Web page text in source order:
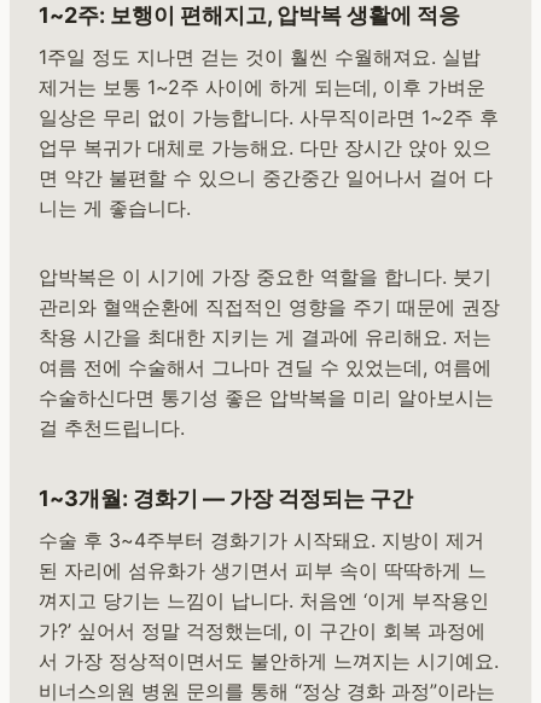
1~2주: 보행이 편해지고, 압박복 생활에 적응
1주일 정도 지나면 걷는 것이 훨씬 수월해져요. 실밥
제거는 보통 1~2주 사이에 하게 되는데, 이후 가벼운
일상은 무리 없이 가능합니다. 사무직이라면 1~2주 후
업무 복귀가 대체로 가능해요. 다만 장시간 앉아 있으
면 약간 불편할 수 있으니 중간중간 일어나서 걸어 다
니는 게 좋습니다.
압박복은 이 시기에 가장 중요한 역할을 합니다. 붓기
관리와 혈액순환에 직접적인 영향을 주기 때문에 권장
착용 시간을 최대한 지키는 게 결과에 유리해요. 저는
여름 전에 수술해서 그나마 견딜 수 있었는데, 여름에
수술하신다면 통기성 좋은 압박복을 미리 알아보시는
걸 추천드립니다.
1~3개월: 경화기 — 가장 걱정되는 구간
수술 후 3~4주부터 경화기가 시작돼요. 지방이 제거
된 자리에 섬유화가 생기면서 피부 속이 딱딱하게 느
껴지고 당기는 느낌이 납니다. 처음엔 ‘이게 부작용인
가?’ 싶어서 정말 걱정했는데, 이 구간이 회복 과정에
서 가장 정상적이면서도 불안하게 느껴지는 시기예요.
비너스의원 병원 문의를 통해 “정상 경화 과정”이라는